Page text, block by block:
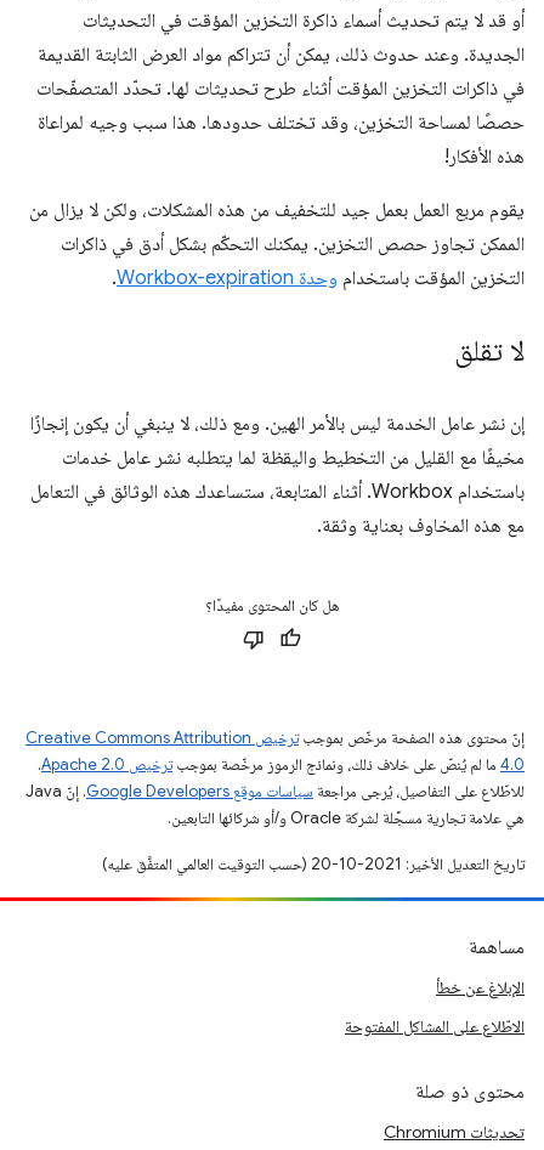
أو قد لا يتم تحديث أسماء ذاكرة التخزين المؤقت في التحديثات
الجديدة. وعند حدوث ذلك، يمكن أن تتراكم مواد العرض الثابتة القديمة
في ذاكرات التخزين المؤقت أثناء طرح تحديثات لها. تحدّد المتصفّحات
حصصًا لمساحة التخزين، وقد تختلف حدودها. هذا سبب وجيه لمراعاة
هذه الأفكار!
يقوم مربع العمل بعمل جيد للتخفيف من هذه المشكلات، ولكن لا يزال من
الممكن تجاوز حصص التخزين. يمكنك التحكّم بشكل أدق في ذاكرات
التخزين المؤقت باستخدام وحدة Workbox-expiration .
لا تقلق
إن نشر عامل الخدمة ليس بالأمر الهين. ومع ذلك، لا ينبغي أن يكون إنجازًا
مخيفًا مع القليل من التخطيط واليقظة لما يتطلبه نشر عامل خدمات
باستخدام Workbox. أثناء المتابعة، ستساعدك هذه الوثائق في التعامل
مع هذه المخاوف بعناية وثقة.
هل كان المحتوى مفيدًا؟
إنّ محتوى هذه الصفحة مرخّص بموجب
ترخيص Creative Commons Attribution
4.0‏ ما لم يُنصّ على خلاف ذلك، ونماذج الرموز مرخّصة بموجبترخيص Apache 2.0‏
.
للاطّلاع على التفاصيل، يُرجى مراجعة سياسات موقع Google Developers‏
. إنّ Java
هي علامة تجارية مسجَّلة لشركة Oracle و/أو شركائها التابعين.
تاريخ التعديل الأخير: 2021-10-20 (حسب التوقيت العالمي المتفَّق عليه)
مساهمة
الإبلاغ عن خطأ
الاطّلاع على المشاكل المفتوحة
محتوى ذو صلة
تحديثات Chromium